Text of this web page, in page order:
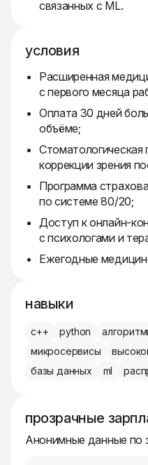
связанных с ML.
условия
Расширенная
с первого месяца
Оплата 30 дней
объёме;
коррекции зрения
Программа
по системе 80/20;
Доступ к онлайн-
с психологами и
Ежегодные
навыки
c++ python
микросервисы
базы данных
ml
прозрачные
Анонимные данные по